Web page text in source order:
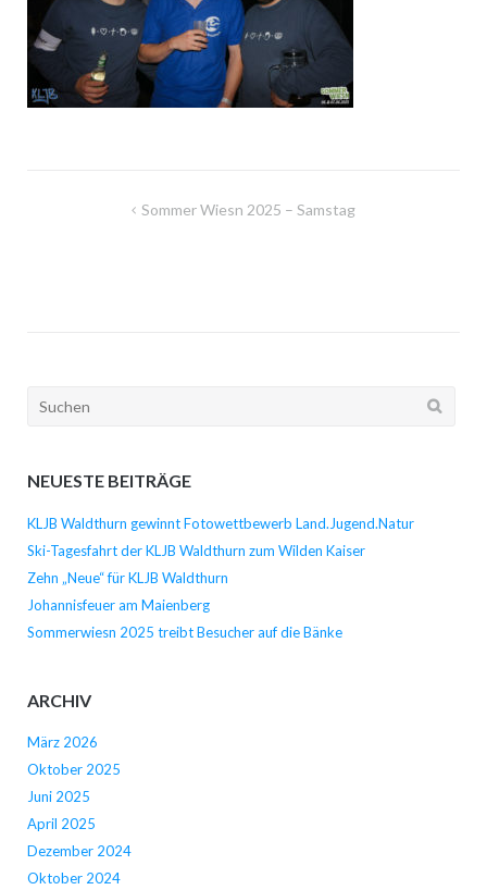
BeitragsnavigationSommer Wiesn 2025 – Samstag
Suchen
NEUESTE BEITRÄGE
KLJB Waldthurn gewinnt Fotowettbewerb Land.Jugend.Natur
Ski-Tagesfahrt der KLJB Waldthurn zum Wilden Kaiser
Zehn „Neue“ für KLJB Waldthurn
Johannisfeuer am Maienberg
Sommerwiesn 2025 treibt Besucher auf die Bänke
ARCHIV
März 2026
Oktober 2025
Juni 2025
April 2025
Dezember 2024
Oktober 2024